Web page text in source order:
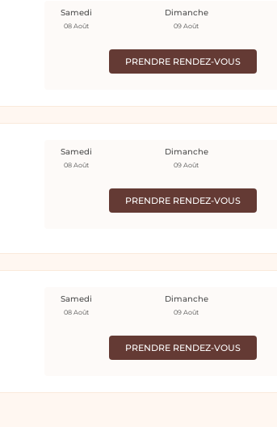
PRENDRE RENDEZ-VOUS
Samedi
08 Août
Dimanche
09 Août
PRENDRE RENDEZ-VOUS
Samedi
08 Août
Dimanche
09 Août
PRENDRE RENDEZ-VOUS
Samedi
08 Août
Dimanche
09 Août